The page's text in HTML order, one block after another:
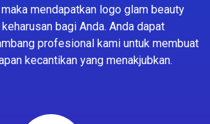
mendapatkan logo glam beauty
bagi Anda. Anda dapat
profesional kami untuk membuat
kecantikan yang menakjubkan.